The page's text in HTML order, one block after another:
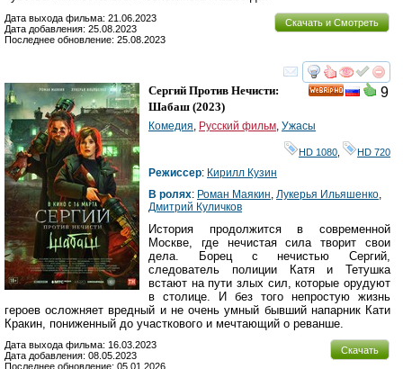
Скачать и Смотреть
Дата выхода фильма: 21.06.2023
Дата добавления: 25.08.2023
Последнее обновление: 25.08.2023
смотреть
9
Сергий Против Нечисти:
Шабаш (2023)
Комедия Русский фильм Ужасы
HD 1080 HD 720
Режиссер: Кирилл Кузин
В ролях: Роман Маякин Лукерья Ильяшенко
Дмитрий Куличков
История продолжится в современной
Москве, где нечистая сила творит свои
дела. Борец с нечистью Сергий,
следователь полиции Катя и Тетушка
встают на пути злых сил, которые орудуют
в столице. И без того непростую жизнь
героев осложняет вредный и не очень умный бывший напарник Кати
Кракин, пониженный до участкового и мечтающий о реванше.
Скачать
Дата выхода фильма: 16.03.2023
Дата добавления: 08.05.2023
Последнее обновление: 05.01.2026